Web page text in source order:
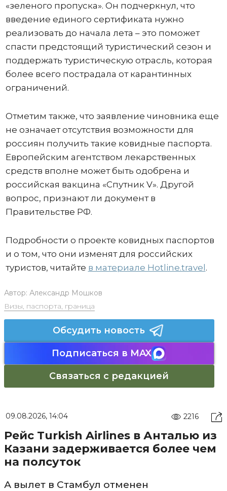
«зеленого пропуска». Он подчеркнул, что
введение единого сертификата нужно
реализовать до начала лета – это поможет
спасти предстоящий туристический сезон и
поддержать туристическую отрасль, которая
более всего пострадала от карантинных
ограничений.
Отметим также, что заявление чиновника еще
не означает отсутствия возможности для
россиян получить такие ковидные паспорта.
Европейским агентством лекарственных
средств вполне может быть одобрена и
российская вакцина «Спутник V». Другой
вопрос, признают ли документ в
Правительстве РФ.
Подробности о проекте ковидных паспортов
и о том, что они изменят для российских
туристов, читайте в материале Hotline.travel .
Автор: Александр Мошков
Визы, паспорта, граница
Обсудить новость
Подписаться в MAX
Связаться с редакцией
09.08.2026, 14:04 2216
Рейс Turkish Airlines в Анталью из
Казани задерживается более чем
на полсуток
А вылет в Стамбул отменен